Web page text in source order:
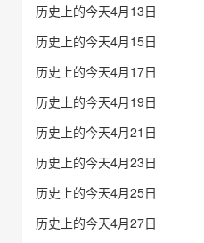
历史上的今天4月13日
历史上的今天4月15日
历史上的今天4月17日
历史上的今天4月19日
历史上的今天4月21日
历史上的今天4月23日
历史上的今天4月25日
历史上的今天4月27日